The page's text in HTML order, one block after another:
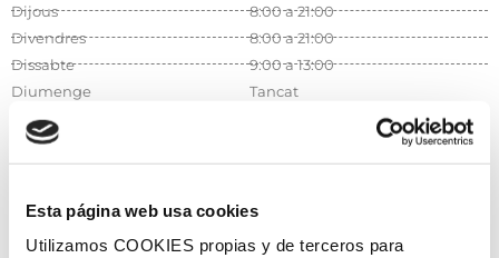
Esta página web usa cookies
Utilizamos COOKIES propias y de terceros para
Dijous
Divendres
Dissabte
Diumenge
8:00 a 21:00
8:00 a 21:00
9:00 a 13:00
Tancat